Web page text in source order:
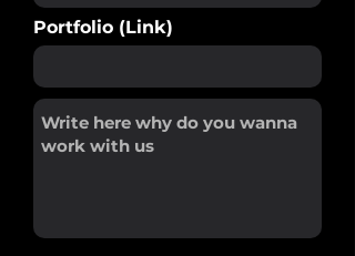
Portfolio (Link)